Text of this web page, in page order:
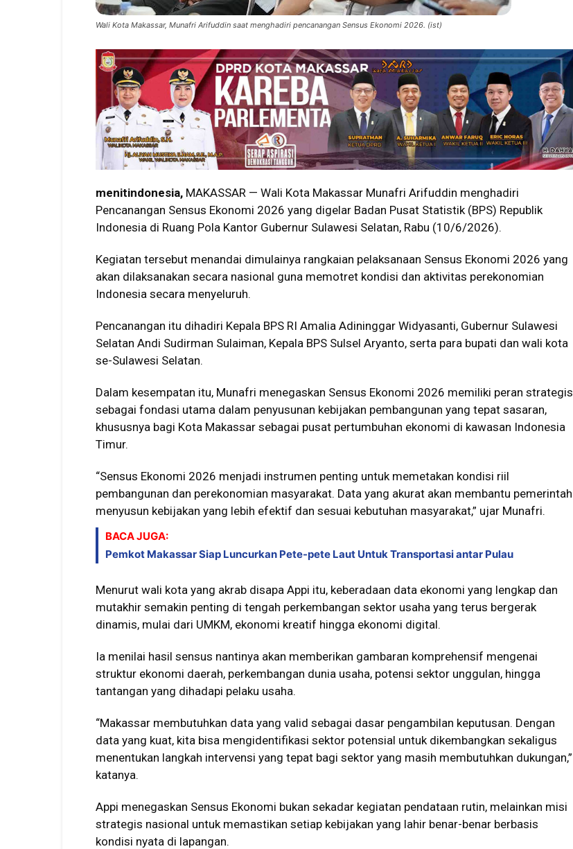
Wali Kota Makassar, Munafri Arifuddin saat menghadiri pencanangan Sensus Ekonomi 2026. (ist)
menitindonesia, MAKASSAR — Wali Kota Makassar Munafri Arifuddin menghadiri
Pencanangan Sensus Ekonomi 2026 yang digelar Badan Pusat Statistik (BPS) Republik
Indonesia di Ruang Pola Kantor Gubernur Sulawesi Selatan, Rabu (10/6/2026).
Kegiatan tersebut menandai dimulainya rangkaian pelaksanaan Sensus Ekonomi 2026 yang
akan dilaksanakan secara nasional guna memotret kondisi dan aktivitas perekonomian
Indonesia secara menyeluruh.
Pencanangan itu dihadiri Kepala BPS RI Amalia Adininggar Widyasanti, Gubernur Sulawesi
Selatan Andi Sudirman Sulaiman, Kepala BPS Sulsel Aryanto, serta para bupati dan wali kota
se-Sulawesi Selatan.
Dalam kesempatan itu, Munafri menegaskan Sensus Ekonomi 2026 memiliki peran strategis
sebagai fondasi utama dalam penyusunan kebijakan pembangunan yang tepat sasaran,
khususnya bagi Kota Makassar sebagai pusat pertumbuhan ekonomi di kawasan Indonesia
Timur.
“Sensus Ekonomi 2026 menjadi instrumen penting untuk memetakan kondisi riil
pembangunan dan perekonomian masyarakat. Data yang akurat akan membantu pemerintah
menyusun kebijakan yang lebih efektif dan sesuai kebutuhan masyarakat,” ujar Munafri.
BACA JUGA:
Pemkot Makassar Siap Luncurkan Pete-pete Laut Untuk Transportasi antar Pulau
Menurut wali kota yang akrab disapa Appi itu, keberadaan data ekonomi yang lengkap dan
mutakhir semakin penting di tengah perkembangan sektor usaha yang terus bergerak
dinamis, mulai dari UMKM, ekonomi kreatif hingga ekonomi digital.
Ia menilai hasil sensus nantinya akan memberikan gambaran komprehensif mengenai
struktur ekonomi daerah, perkembangan dunia usaha, potensi sektor unggulan, hingga
tantangan yang dihadapi pelaku usaha.
“Makassar membutuhkan data yang valid sebagai dasar pengambilan keputusan. Dengan
data yang kuat, kita bisa mengidentifikasi sektor potensial untuk dikembangkan sekaligus
menentukan langkah intervensi yang tepat bagi sektor yang masih membutuhkan dukungan,”
katanya.
Appi menegaskan Sensus Ekonomi bukan sekadar kegiatan pendataan rutin, melainkan misi
strategis nasional untuk memastikan setiap kebijakan yang lahir benar-benar berbasis
kondisi nyata di lapangan.